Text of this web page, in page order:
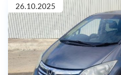
26.10.2025